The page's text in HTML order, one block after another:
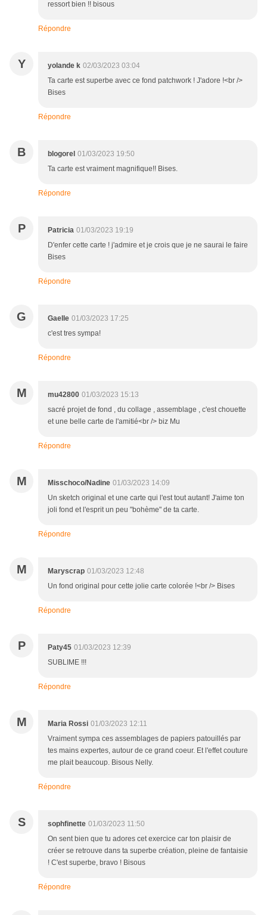
ressort bien !! bisous
Répondre
Y yolande k 02/03/2023 03:04
Ta carte est superbe avec ce fond patchwork ! J'adore !<br />
Bises
Répondre
B blogorel 01/03/2023 19:50
Ta carte est vraiment magnifique!! Bises.
Répondre
P Patricia 01/03/2023 19:19
D'enfer cette carte ! j'admire et je crois que je ne saurai le faire
Bises
Répondre
G Gaelle 01/03/2023 17:25
c'est tres sympa!
Répondre
M mu42800 01/03/2023 15:13
sacré projet de fond , du collage , assemblage , c'est chouette
et une belle carte de l'amitié<br /> biz Mu
Répondre
M Misschoco/Nadine 01/03/2023 14:09
Un sketch original et une carte qui l'est tout autant! J'aime ton
joli fond et l'esprit un peu "bohème" de ta carte.
Répondre
M Maryscrap 01/03/2023 12:48
Un fond original pour cette jolie carte colorée !<br /> Bises
Répondre
P Paty45 01/03/2023 12:39
SUBLIME !!!
Répondre
M Maria Rossi 01/03/2023 12:11
Vraiment sympa ces assemblages de papiers patouillés par
tes mains expertes, autour de ce grand coeur. Et l'effet couture
me plait beaucoup. Bisous Nelly.
Répondre
S sophfinette 01/03/2023 11:50
On sent bien que tu adores cet exercice car ton plaisir de
créer se retrouve dans ta superbe création, pleine de fantaisie
! C'est superbe, bravo ! Bisous
Répondre